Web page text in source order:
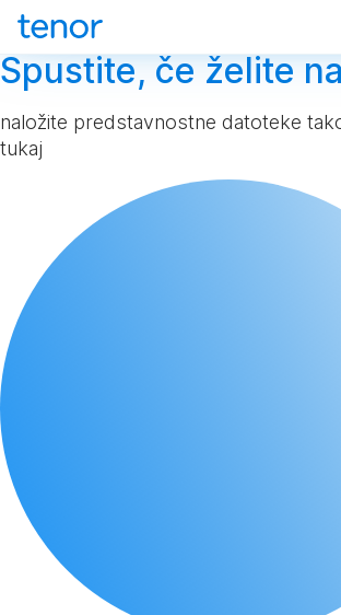
Spustite, če želite
naložite predstavnostne datoteke
tukaj